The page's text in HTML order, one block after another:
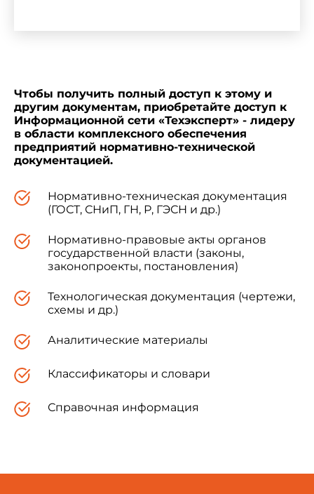
Чтобы получить полный доступ к этому и
другим документам, приобретайте доступ к
Информационной сети «Техэксперт» - лидеру
в области комплексного обеспечения
предприятий нормативно-технической
документацией.
Нормативно-техническая документация
(ГОСТ, СНиП, ГН, Р, ГЭСН и др.)
Нормативно-правовые акты органов
государственной власти (законы,
законопроекты, постановления)
Технологическая документация (чертежи,
схемы и др.)
Аналитические материалы
Классификаторы и словари
Справочная информация